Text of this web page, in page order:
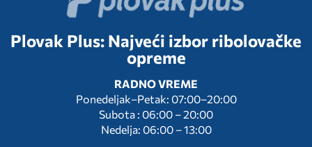
Plovak Plus: Najveći izbor ribolovačke
opreme
RADNO VREME
Ponedeljak–Petak: 07:00–20:00
Subota : 06:00 – 20:00
Nedelja: 06:00 – 13:00